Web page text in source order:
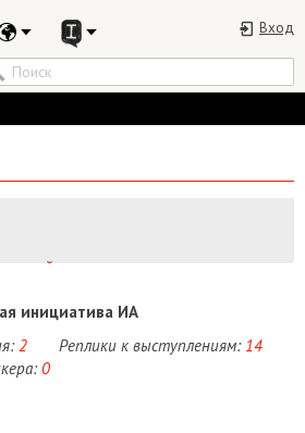
Вход
Й
инициатива ИА
2 Реплики к выступлениям: 14
0